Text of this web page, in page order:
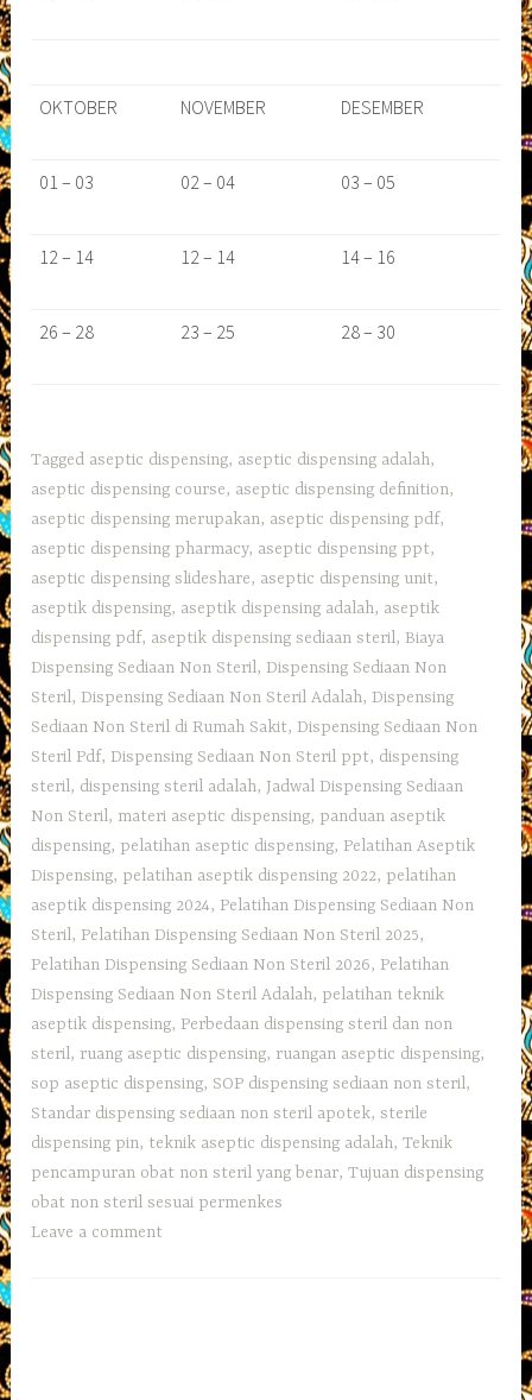
OKTOBER NOVEMBER DESEMBER
01 – 03 02 – 04 03 – 05
12 – 14 12 – 14 14 – 16
26 – 28 23 – 25 28 – 30
Tagged aseptic dispensing, aseptic dispensing adalah,
aseptic dispensing course, aseptic dispensing definition,
aseptic dispensing merupakan, aseptic dispensing pdf,
aseptic dispensing pharmacy, aseptic dispensing ppt,
aseptic dispensing slideshare, aseptic dispensing unit,
aseptik dispensing, aseptik dispensing adalah, aseptik
dispensing pdf, aseptik dispensing sediaan steril, Biaya
Dispensing Sediaan Non Steril,Dispensing Sediaan Non
Steril,Dispensing Sediaan Non Steril Adalah,Dispensing
Sediaan Non Steril di Rumah Sakit,Dispensing Sediaan Non
Steril Pdf,Dispensing Sediaan Non Steril ppt, dispensing
steril, dispensing steril adalah, Jadwal Dispensing Sediaan
Non Steril, materi aseptic dispensing, panduan aseptik
dispensing, pelatihan aseptic dispensing, Pelatihan Aseptik
Dispensing, pelatihan aseptik dispensing 2022, pelatihan
aseptik dispensing 2024, Pelatihan Dispensing Sediaan Non
Steril, Pelatihan Dispensing Sediaan Non Steril 2025,
Pelatihan Dispensing Sediaan Non Steril 2026, Pelatihan
Dispensing Sediaan Non Steril Adalah, pelatihan teknik
aseptik dispensing, Perbedaan dispensing steril dan non
steril, ruang aseptic dispensing, ruangan aseptic dispensing,
sop aseptic dispensing, SOP dispensing sediaan non steril,
Standar dispensing sediaan non steril apotek,sterile
dispensing pin, teknik aseptic dispensing adalah,Teknik
pencampuran obat non steril yang benar,Tujuan dispensing
obat non steril sesuai permenkes
Leave a comment